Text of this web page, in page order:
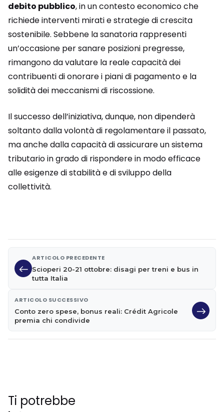
debito pubblico, in un contesto economico che
richiede interventi mirati e strategie di crescita
sostenibile. Sebbene la sanatoria rappresenti
un’occasione per sanare posizioni pregresse,
rimangono da valutare la reale capacità dei
contribuenti di onorare i piani di pagamento e la
solidità dei meccanismi di riscossione.
Il successo dell’iniziativa, dunque, non dipenderà
soltanto dalla volontà di regolamentare il passato,
ma anche dalla capacità di assicurare un sistema
tributario in grado di rispondere in modo efficace
alle esigenze di stabilità e di sviluppo della
collettività.
ARTICOLO PRECEDENTE
Scioperi 20-21 ottobre: disagi per treni e bus in
tutta Italia
ARTICOLO SUCCESSIVO
Conto zero spese, bonus reali: Crédit Agricole
premia chi condivide
Ti potrebbe